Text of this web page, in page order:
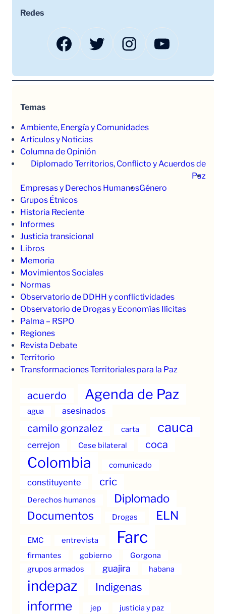
Redes
Facebook Twitter Instagram YouTube
Temas
Ambiente, Energía y Comunidades
Artículos y Noticias
Columna de Opinión
Diplomado Territorios, Conflicto y Acuerdos de
Paz
Empresas y Derechos HumanosGénero
Grupos Étnicos
Historia Reciente
Informes
Justicia transicional
Libros
Memoria
Movimientos Sociales
Normas
Observatorio de DDHH y conflictividades
Observatorio de Drogas y Economías Ilícitas
Palma – RSPO
Regiones
Revista Debate
Territorio
Transformaciones Territoriales para la Paz
acuerdo Agenda de Paz
agua asesinados
camilo gonzalez carta cauca
cerrejon Cese bilateral coca
Colombia comunicado
constituyente cric
Derechos humanos Diplomado
Documentos Drogas ELN
EMC entrevista Farc
firmantes gobierno
Gorgona
grupos armados
guajira habana
indepaz Indigenas
informe jep justicia y paz